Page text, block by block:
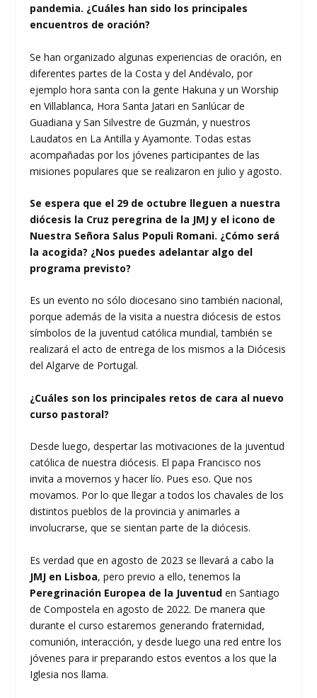
pandemia. ¿Cuáles han sido los principales
encuentros de oración?
Se han organizado algunas experiencias de oración, en
diferentes partes de la Costa y del Andévalo, por
ejemplo hora santa con la gente Hakuna y un Worship
en Villablanca, Hora Santa Jatari en Sanlúcar de
Guadiana y San Silvestre de Guzmán, y nuestros
Laudatos en La Antilla y Ayamonte. Todas estas
acompañadas por los jóvenes participantes de las
misiones populares que se realizaron en julio y agosto.
Se espera que el 29 de octubre lleguen a nuestra
diócesis la Cruz peregrina de la JMJ y el icono de
Nuestra Señora Salus Populi Romani. ¿Cómo será
la acogida? ¿Nos puedes adelantar algo del
programa previsto?
Es un evento no sólo diocesano sino también nacional,
porque además de la visita a nuestra diócesis de estos
símbolos de la juventud católica mundial, también se
realizará el acto de entrega de los mismos a la Diócesis
del Algarve de Portugal.
¿Cuáles son los principales retos de cara al nuevo
curso pastoral?
Desde luego, despertar las motivaciones de la juventud
católica de nuestra diócesis. El papa Francisco nos
invita a movernos y hacer lío. Pues eso. Que nos
movamos. Por lo que llegar a todos los chavales de los
distintos pueblos de la provincia y animarles a
involucrarse, que se sientan parte de la diócesis.
Es verdad que en agosto de 2023 se llevará a cabo la
JMJ en Lisboa, pero previo a ello, tenemos la
Peregrinación Europea de la Juventuden Santiago
de Compostela en agosto de 2022. De manera que
durante el curso estaremos generando fraternidad,
comunión, interacción, y desde luego una red entre los
jóvenes para ir preparando estos eventos a los que la
Iglesia nos llama.